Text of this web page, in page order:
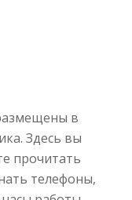
в
Здесь вы
прочитать
телефоны,